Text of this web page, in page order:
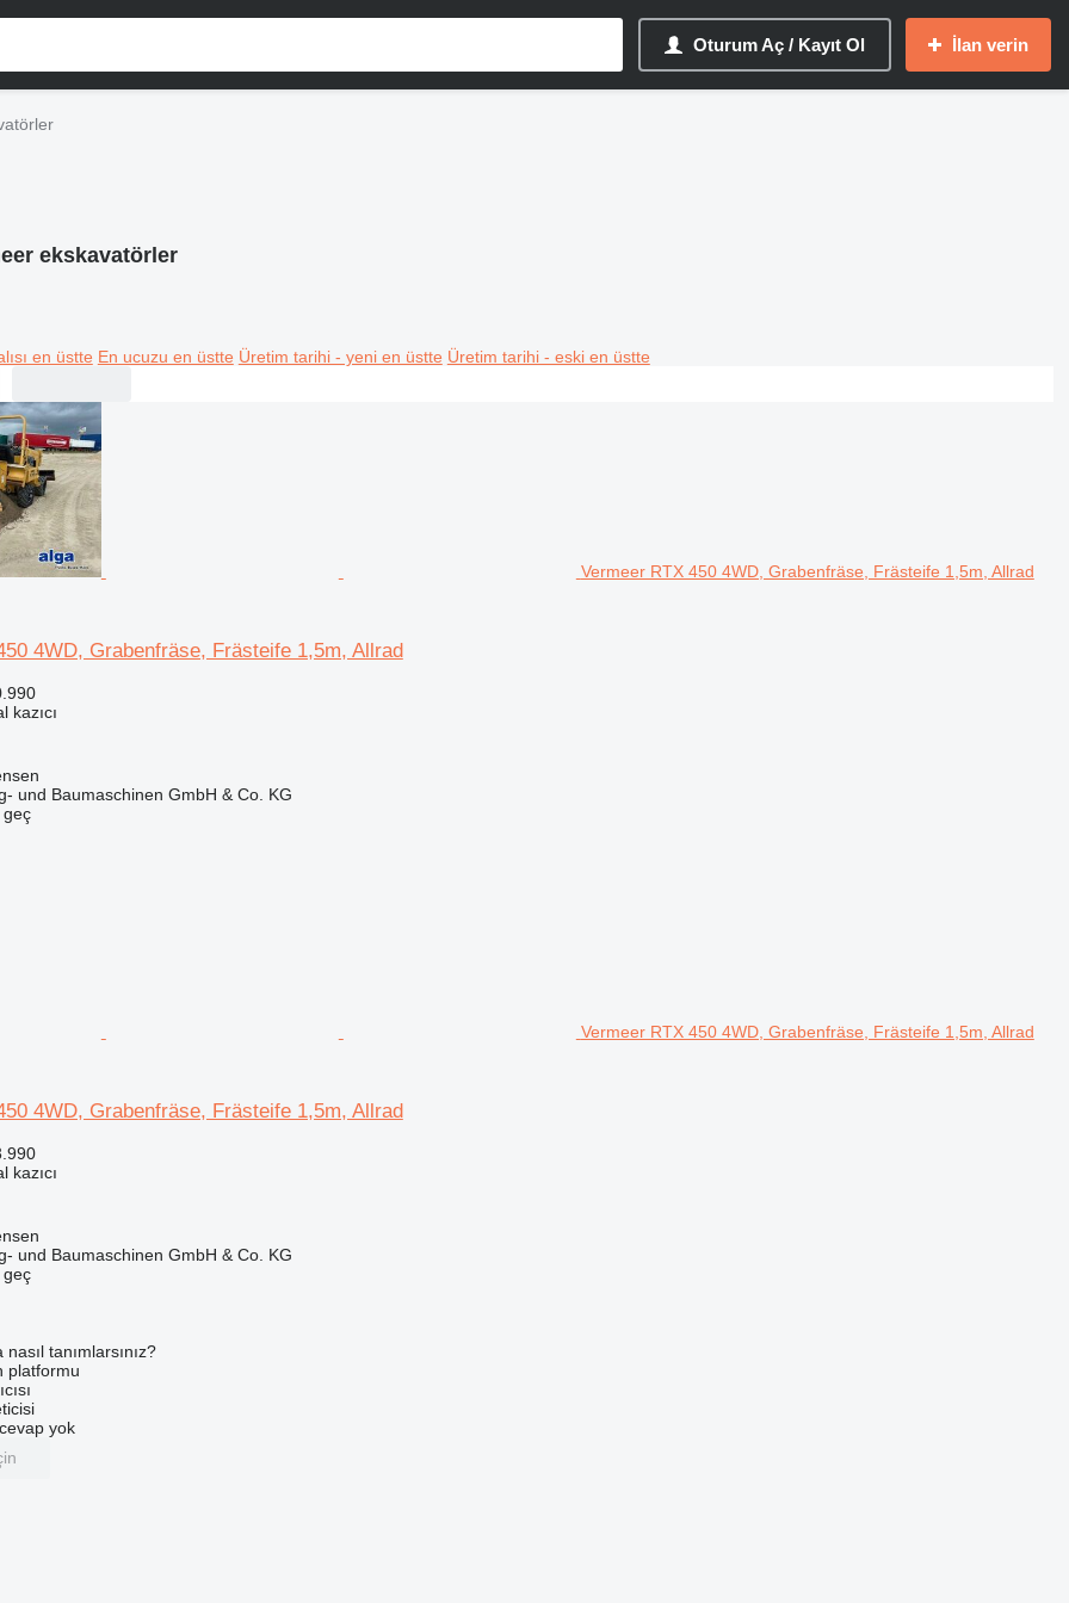
Oturum Aç / Kayıt Ol İlan verin
ekskavatörler
en üstte En ucuzu en üstte Üretim tarihi - yeni en üstte Üretim tarihi - eski en üstte
Vermeer RTX 450 4WD, Grabenfräse, Frästeife 1,5m, Allrad
4WD, Grabenfräse, Frästeife 1,5m, Allrad
kazıcı
und Baumaschinen GmbH & Co. KG
geç
Vermeer RTX 450 4WD, Grabenfräse, Frästeife 1,5m, Allrad
4WD, Grabenfräse, Frästeife 1,5m, Allrad
kazıcı
und Baumaschinen GmbH & Co. KG
geç
nasıl tanımlarsınız?
platformu
yok